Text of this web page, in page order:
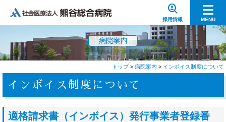
data_loss_prevention
採用情報 MENU
病院案内
トップ> 病院案内 > インボイス制度について
インボイス制度について
適格請求書（インボイス）発行事業者登録番